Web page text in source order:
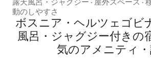
プファイヤー＆テント ✔️森林道用自転車
✔️ATV 乗車（追加料金） プライバシー
平和、楽しみ。すべてが1か所に！ 🌊 当
ホテルが企画するアドベンチャー： 🚣
ナ川でのラフティング 🧗ボサンスカ・
動のしやすさ
ボスニア・ヘルツェゴビ
風呂・ジャグジー付きの
気のアメニティ